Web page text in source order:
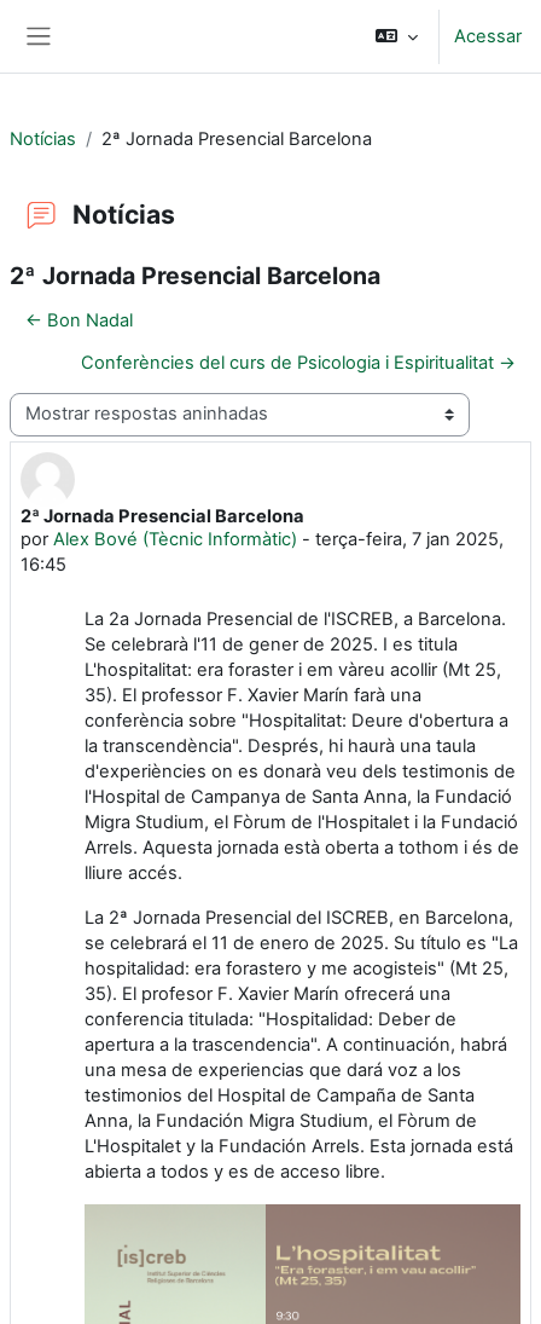
Acessar
Notícias 2ª Jornada Presencial Barcelona
Notícias
2ª Jornada Presencial Barcelona
← Bon Nadal
Conferències del curs de Psicologia i Espiritualitat →
Modo de visualização
2ª Jornada Presencial Barcelona
porAlex Bové (Tècnic Informàtic) - terça-feira, 7 jan 2025,
16:45
Número de respostas: 0
La 2a Jornada Presencial de l'ISCREB, a Barcelona.
Se celebrarà l'11 de gener de 2025. I es titula
L'hospitalitat: era foraster i em vàreu acollir (Mt 25,
35). El professor F. Xavier Marín farà una
conferència sobre "Hospitalitat: Deure d'obertura a
la transcendència". Després, hi haurà una taula
d'experiències on es donarà veu dels testimonis de
l'Hospital de Campanya de Santa Anna, la Fundació
Migra Studium, el Fòrum de l'Hospitalet i la Fundació
Arrels. Aquesta jornada està oberta a tothom i és de
lliure accés.
La 2ª Jornada Presencial del ISCREB, en Barcelona,
se celebrará el 11 de enero de 2025. Su título es "La
hospitalidad: era forastero y me acogisteis" (Mt 25,
35). El profesor F. Xavier Marín ofrecerá una
conferencia titulada: "Hospitalidad: Deber de
apertura a la trascendencia". A continuación, habrá
una mesa de experiencias que dará voz a los
testimonios del Hospital de Campaña de Santa
Anna, la Fundación Migra Studium, el Fòrum de
L'Hospitalet y la Fundación Arrels. Esta jornada está
abierta a todos y es de acceso libre.